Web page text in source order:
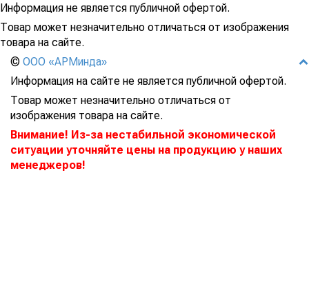
Информация не является публичной офертой.
Товар может незначительно отличаться от изображения
товара на сайте.
© ООО «АРМинда»
Информация на сайте не является публичной офертой.
Товар может незначительно отличаться от
изображения товара на сайте.
Внимание! Из-за нестабильной экономической
ситуации уточняйте цены на продукцию у наших
менеджеров!